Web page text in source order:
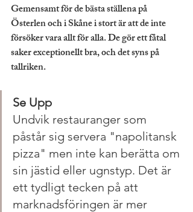
Gemensamt för de bästa ställena på
Österlen och i Skåne i stort är att de inte
försöker vara allt för alla. De gör ett fåtal
saker exceptionellt bra, och det syns på
tallriken.
Se Upp
Undvik restauranger som
påstår sig servera "napolitansk
pizza" men inte kan berätta om
sin jästid eller ugnstyp. Det är
ett tydligt tecken på att
marknadsföringen är mer